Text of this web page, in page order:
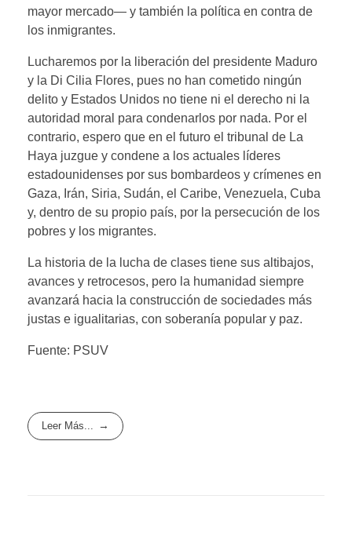
mayor mercado— y también la política en contra de
los inmigrantes.
Lucharemos por la liberación del presidente Maduro
y la Di Cilia Flores, pues no han cometido ningún
delito y Estados Unidos no tiene ni el derecho ni la
autoridad moral para condenarlos por nada. Por el
contrario, espero que en el futuro el tribunal de La
Haya juzgue y condene a los actuales líderes
estadounidenses por sus bombardeos y crímenes en
Gaza, Irán, Siria, Sudán, el Caribe, Venezuela, Cuba
y, dentro de su propio país, por la persecución de los
pobres y los migrantes.
La historia de la lucha de clases tiene sus altibajos,
avances y retrocesos, pero la humanidad siempre
avanzará hacia la construcción de sociedades más
justas e igualitarias, con soberanía popular y paz.
Fuente: PSUV
Leer Más...